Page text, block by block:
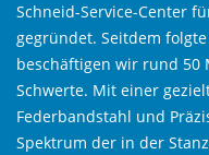
Schneid-Service-Center
gegründet. Seitdem
beschäftigen wir rund 50
Schwerte. Mit einer
Federbandstahl und
Spektrum der in der